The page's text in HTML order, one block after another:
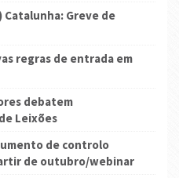
Greve de
regras de entrada em
debatem
Leixões
de controlo
de outubro/webinar